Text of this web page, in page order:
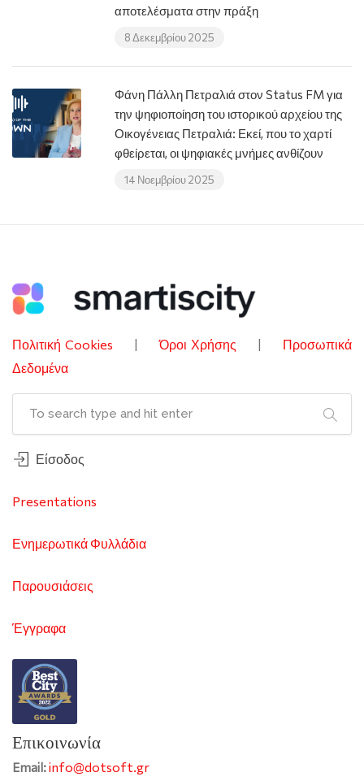
αποτελέσματα στην πράξη
8 Δεκεμβρίου 2025
Φάνη Πάλλη Πετραλιά στον Status FM για
την ψηφιοποίηση του ιστορικού αρχείου της
Οικογένειας Πετραλιά: Εκεί, που το χαρτί
φθείρεται, οι ψηφιακές μνήμες ανθίζουν
14 Νοεμβρίου 2025
Πολιτική Cookies |Όροι Χρήσης
Προσωπικά
Δεδομένα
Είσοδος
Presentations
Ενημερωτικά Φυλλάδια
Παρουσιάσεις
Έγγραφα
Επικοινωνία
Email:info@dotsoft.gr